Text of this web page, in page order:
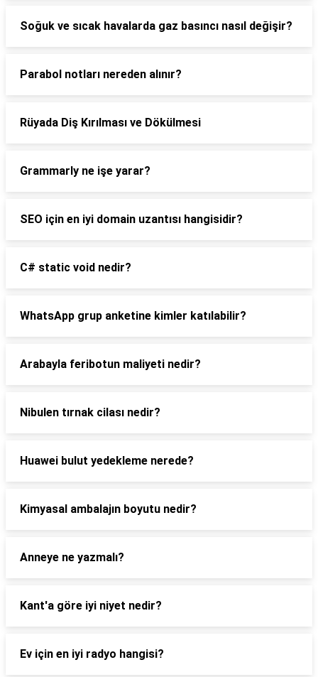
Soğuk ve sıcak havalarda gaz basıncı nasıl değişir?
Parabol notları nereden alınır?
Rüyada Diş Kırılması ve Dökülmesi
Grammarly ne işe yarar?
SEO için en iyi domain uzantısı hangisidir?
C# static void nedir?
WhatsApp grup anketine kimler katılabilir?
Arabayla feribotun maliyeti nedir?
Nibulen tırnak cilası nedir?
Huawei bulut yedekleme nerede?
Kimyasal ambalajın boyutu nedir?
Anneye ne yazmalı?
Kant'a göre iyi niyet nedir?
Ev için en iyi radyo hangisi?